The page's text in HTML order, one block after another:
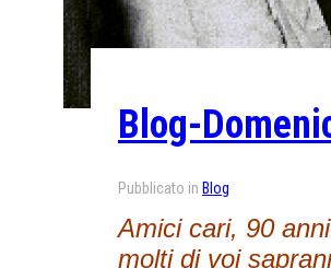
Blog-
Pubblicato in Blog
Amici cari, 90
molti di voi